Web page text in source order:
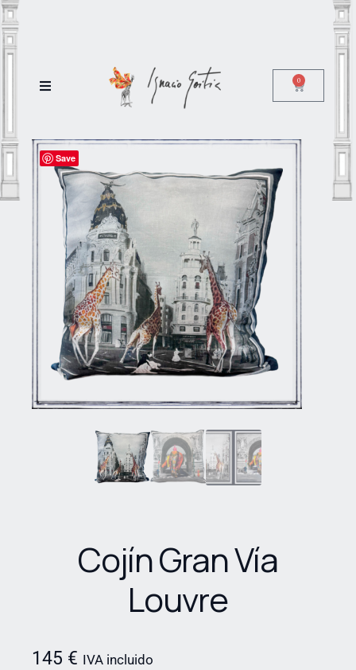
0
Save
Cojín Gran Vía
Louvre
145 € IVA incluido